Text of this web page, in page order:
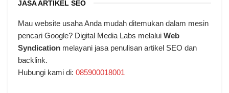
JASA ARTIKEL SEO
Mau website usaha Anda mudah ditemukan dalam mesin
pencari Google? Digital Media Labs melalui Web
Syndication melayani jasa penulisan artikel SEO dan
backlink.
Hubungi kami di: 085900018001